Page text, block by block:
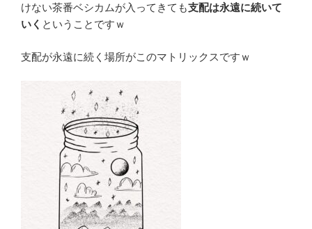
けない茶番ベシカムが入ってきても支配は永遠に続いて
いく ということですｗ
支配が永遠に続く場所がこのマトリックスですｗ